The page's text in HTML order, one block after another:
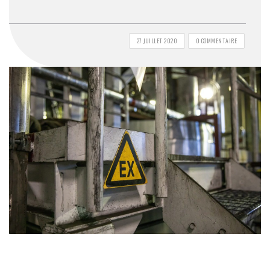
27 JUILLET 2020 0 COMMENTAIRE